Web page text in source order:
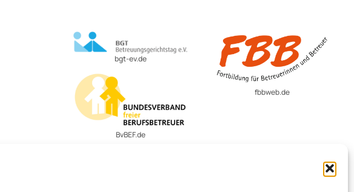
bgt-ev.de
BvBEF.de
fbbweb.de